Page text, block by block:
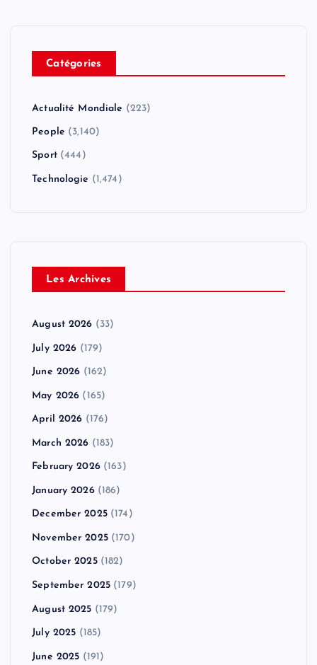
Catégories
Actualité Mondiale (223)
People (3,140)
Sport(444)
Technologie (1,474)
Les Archives
August 2026 (33)
July 2026 (179)
June 2026 (162)
May 2026 (165)
April 2026 (176)
March 2026 (183)
February 2026(163)
January 2026(186)
December 2025(174)
November 2025(170)
October 2025(182)
September 2025 (179)
August 2025 (179)
July 2025 (185)
June 2025 (191)